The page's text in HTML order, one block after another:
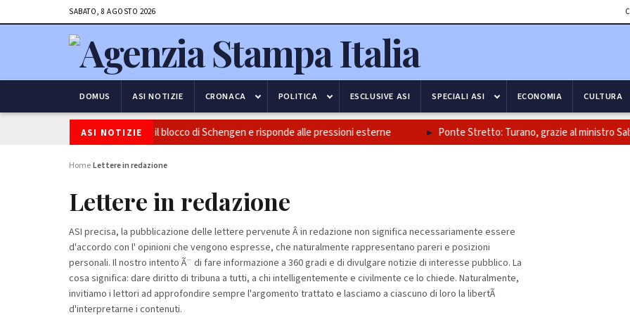
SABATO, 8 AGOSTO 2026
DOMUS ASI NOTIZIE CRONACA POLITICA ESCLUSIVE ASI SPECIALI ASI ECONOMIA CULTURA
ASI NOTIZIE
frontiere: l’Italia conferma il blocco di Schengen e risponde alle pressioni esterne Ponte Stretto: Turano, grazie al ministro Salvini e
HomeLettere in redazione
Lettere in redazione
ASI precisa, la pubblicazione delle lettere pervenute Â in redazione non significa necessariamente essere
d'accordo con l' opinioni che vengono espresse, che naturalmente rappresentano pareri e posizioni
personali. Il nostro intento Ã¨ di fare informazione a 360 gradi e di divulgare notizie di interesse pubblico. La
cosa significa: dare diritto di tribuna a tutti, a chi intelligentemente e civilmente ce lo chiede. Naturalmente,
invitiamo i lettori ad approfondire sempre l'argomento trattato e lasciamo a ciascuno di loro la libertÃ
d'interpretarne i contenuti.